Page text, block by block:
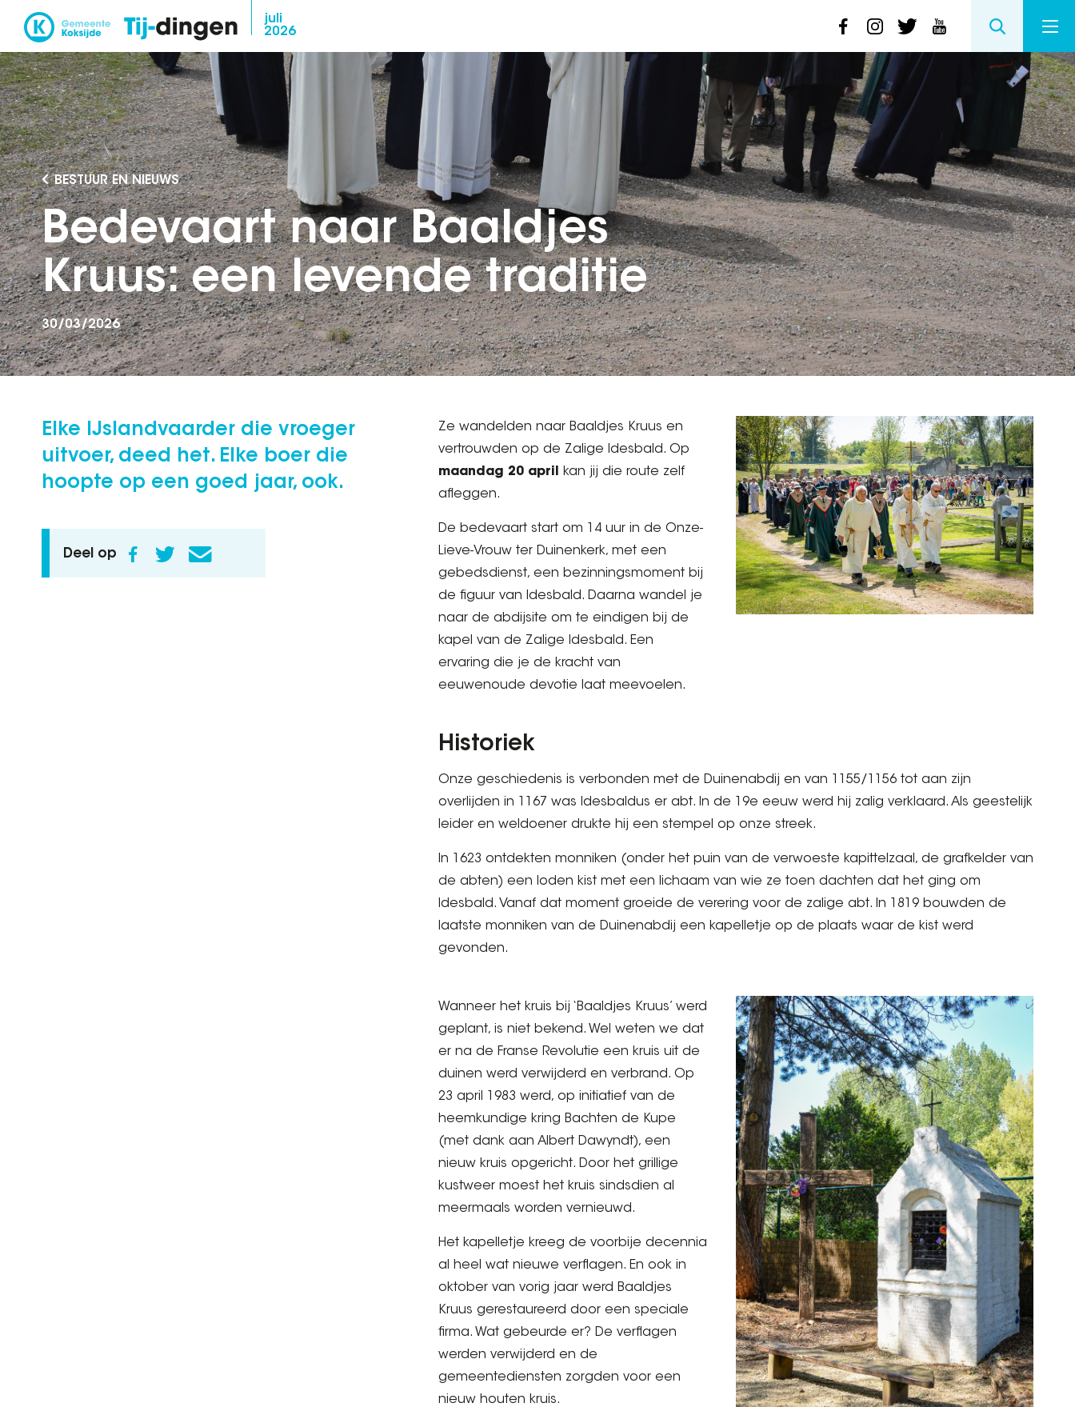
Overslaan
naar
de
inhoud
gaan
juli
2026
BESTUUR EN NIEUWS
Bedevaart naar Baaldjes
Kruus: een levende traditie
30/03/2026
Elke IJslandvaarder die vroeger
uitvoer, deed het. Elke boer die
hoopte op een goed jaar, ook.
Deel op
Ze wandelden naar Baaldjes Kruus en
vertrouwden op de Zalige Idesbald. Op
maandag 20 april
kan jij die route zelf
afleggen.
De bedevaart start om 14 uur in de Onze-
Lieve-Vrouw ter Duinenkerk, met een
gebedsdienst, een bezinningsmoment bij
de figuur van Idesbald. Daarna wandel je
naar de abdijsite om te eindigen bij de
kapel van de Zalige Idesbald. Een
ervaring die je de kracht van
eeuwenoude devotie laat meevoelen.
Historiek
Onze geschiedenis is verbonden met de Duinenabdij en van 1155/1156 tot aan zijn
overlijden in 1167 was Idesbaldus er abt. In de 19e eeuw werd hij zalig verklaard. Als geestelijk
leider en weldoener drukte hij een stempel op onze streek.
In 1623 ontdekten monniken (onder het puin van de verwoeste kapittelzaal, de grafkelder van
de abten) een loden kist met een lichaam van wie ze toen dachten dat het ging om
Idesbald. Vanaf dat moment groeide de verering voor de zalige abt. In 1819 bouwden de
laatste monniken van de Duinenabdij een kapelletje op de plaats waar de kist werd
gevonden.
Wanneer het kruis bij ‘Baaldjes Kruus’ werd
geplant, is niet bekend. Wel weten we dat
er na de Franse Revolutie een kruis uit de
duinen werd verwijderd en verbrand. Op
23 april 1983 werd, op initiatief van de
heemkundige kring Bachten de Kupe
(met dank aan Albert Dawyndt), een
nieuw kruis opgericht. Door het grillige
kustweer moest het kruis sindsdien al
meermaals worden vernieuwd.
Het kapelletje kreeg de voorbije decennia
al heel wat nieuwe verflagen. En ook in
oktober van vorig jaar werd Baaldjes
Kruus gerestaureerd door een speciale
firma. Wat gebeurde er? De verflagen
werden verwijderd en de
gemeentediensten zorgden voor een
nieuw houten kruis.